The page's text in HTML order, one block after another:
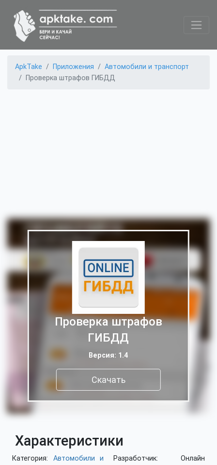
ApkTake Приложения
Автомобили и транспорт
Проверка штрафов ГИБДД
Проверка штрафов
ГИБДД
Версия: 1.4
Скачать
Характеристики
Категория: Автомобили и
Разработчик: Онлайн